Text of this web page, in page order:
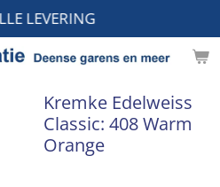
LEVERING
Kremke Edelweiss
Classic: 408 Warm
Orange